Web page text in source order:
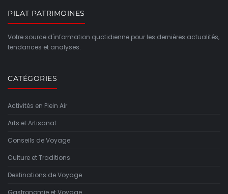
PILAT PATRIMOINES
Votre source d'information quotidienne pour les dernières actualités,
tendances et analyses.
CATÉGORIES
Activités en Plein Air
Arts et Artisanat
Conseils de Voyage
Culture et Traditions
Destinations de Voyage